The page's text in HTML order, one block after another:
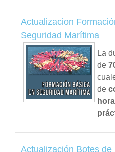
Actualizacion
Seguridad Marítima
La
de
de
Actualización Botes de